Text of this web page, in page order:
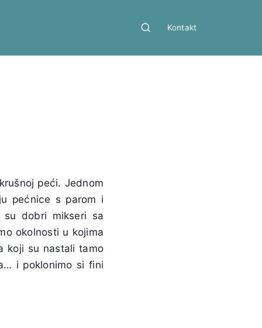
Kontakt
peći. Jednom
pećnice s parom i
su dobri mikseri sa
okolnosti u kojima
koji su nastali tamo
i poklonimo si fini